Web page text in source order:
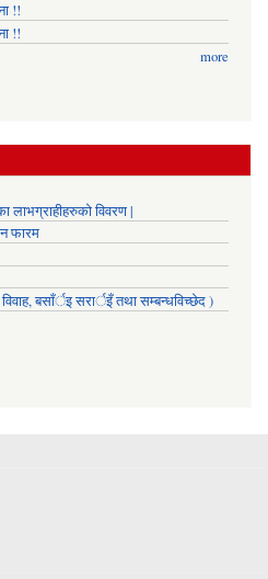
!!
!!
more
लाभग्राहीहरुको विवरण |
फारम
बसाँर्इ सरार्इँ तथा सम्बन्धविच्छेद )